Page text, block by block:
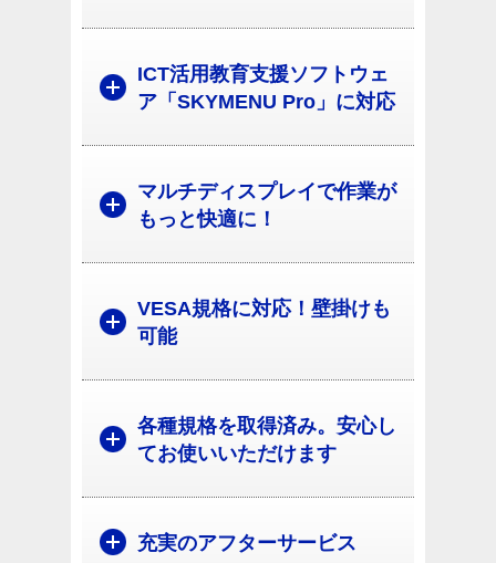
ICT活用教育支援ソフトウェ
ア「SKYMENU Pro」に対応
マルチディスプレイで作業が
もっと快適に！
VESA規格に対応！壁掛けも
可能
各種規格を取得済み。安心し
てお使いいただけます
充実のアフターサービス